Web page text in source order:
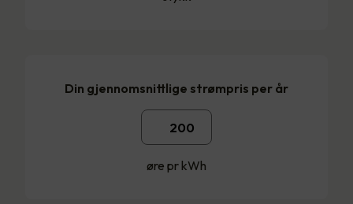
Din gjennomsnittlige strømpris per år
øre pr kWh